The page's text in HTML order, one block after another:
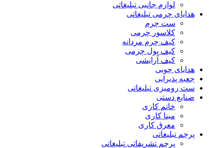
لوازم جانبی تبلیغاتی
هدایای چرمی تبلیغاتی
ست چرم
کلاسور چرمی
کیف چرم مردانه
کیف پول چرمی
کیف آرایشی
هدایای چوبی
جعبه پذیرایی
ست رومیزی تبلیغاتی
صنایع دستی
خاتم کاری
مینا کاری
معرق کاری
پرچم تبلیغاتی
پرچم تشریفاتی تبلیغاتی